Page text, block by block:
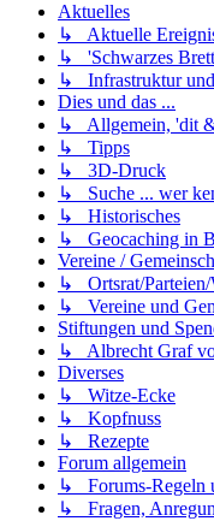
Aktuelles
↳ Aktuelle
↳ 'Schwarzes
↳ Infrastruktur und
Dies und das ...
↳ Allgemein, 'dit
↳ Tipps
↳ 3D-Druck
↳ Suche ... wer
↳ Historisches
↳ Geocaching in
Vereine /
↳ Ortsrat/Parteien/
↳ Vereine und
Stiftungen und
↳ Albrecht Graf
Diverses
↳ Witze-Ecke
↳ Kopfnuss
↳ Rezepte
Forum allgemein
↳ Forums-Regeln
↳ Fragen,